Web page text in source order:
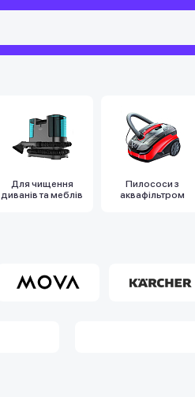
Для чищення
диванів та меблів
Пилососи з
аквафільтром